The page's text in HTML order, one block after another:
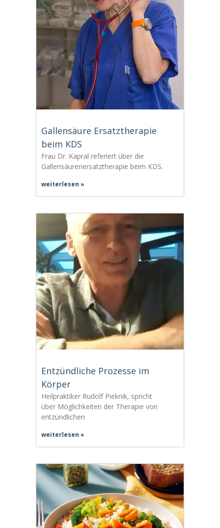
Gallensäure Ersatztherapie
beim KDS
Frau Dr. Kapral referiert über die
Gallensäurenersatztherapie beim KDS.
weiterlesen »
Entzündliche Prozesse im
Körper
Heilpraktiker Rudolf Pieknik, spricht
über Möglichkeiten der Therapie von
entzündlichen
weiterlesen »